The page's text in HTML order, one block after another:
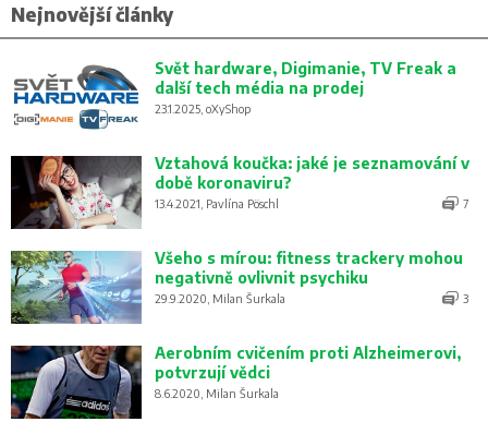
Nejnovější články
Svět hardware, Digimanie, TV Freak a
další tech média na prodej
23.1.2025, oXyShop
Vztahová koučka: jaké je seznamování v
době koronaviru?
13.4.2021, Pavlína Pöschl 7
Všeho s mírou: fitness trackery mohou
negativně ovlivnit psychiku
29.9.2020, Milan Šurkala 3
Aerobním cvičením proti Alzheimerovi,
potvrzují vědci
8.6.2020, Milan Šurkala